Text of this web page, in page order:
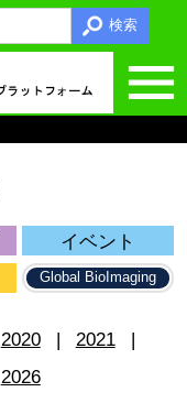
検索
イベント
Global BioImaging
2020
2021
2026